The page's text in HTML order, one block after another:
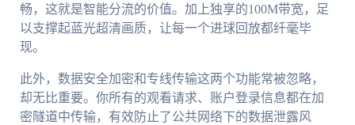
畅，这就是智能分流的价值。加上独享的100M带宽，足
以支撑起蓝光超清画质，让每一个进球回放都纤毫毕
现。
此外，数据安全加密和专线传输这两个功能常被忽略，
却无比重要。你所有的观看请求、账户登录信息都在加
密隧道中传输，有效防止了公共网络下的数据泄露风